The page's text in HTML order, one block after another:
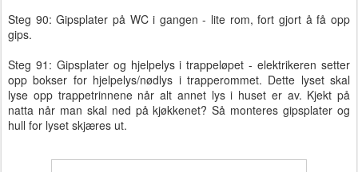
Steg 90: Gipsplater på WC i gangen - lite rom, fort gjort å få opp
gips.
Steg 91: Gipsplater og hjelpelys i trappeløpet - elektrikeren setter
opp bokser for hjelpelys/nødlys i trapperommet. Dette lyset skal
lyse opp trappetrinnene når alt annet lys i huset er av. Kjekt på
natta når man skal ned på kjøkkenet? Så monteres gipsplater og
hull for lyset skjæres ut.